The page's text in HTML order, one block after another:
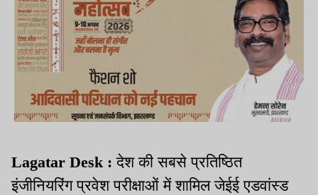
Lagatar Desk : देश की सबसे प्रतिष्ठित
इंजीनियरिंग प्रवेश परीक्षाओं में शामिल जेईई एडवांस्ड